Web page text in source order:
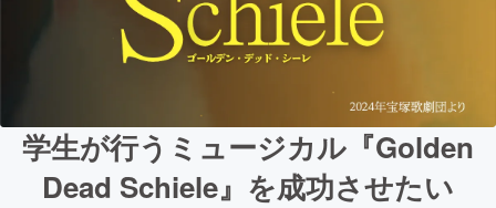
学生が行うミュージカル『Golden
Dead Schiele』を成功させたい